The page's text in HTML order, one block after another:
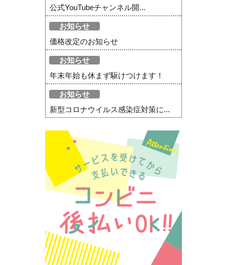
公式YouTubeチャンネル開...
お知らせ
価格改定のお知らせ
お知らせ
年末年始も休まず駆けつけます！
お知らせ
新型コロナウイルス感染症対策に...